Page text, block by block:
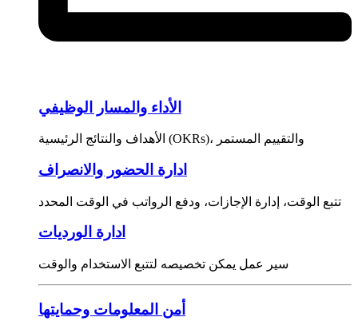
الأداء والمسار الوظيفي
الأهداف والنتائج الرئيسية (OKRs)، والتقييم المستمر
ادارة الحضور والانصراف
تتبع الوقت، إدارة الإجازات، ودفع الرواتب في الوقت المحدد
ادارة الورديات
سير عمل يمكن تخصيصه لتتبع الاستخدام والوقت
أمن المعلومات وحمايتها